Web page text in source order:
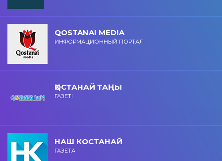
QOSTANAI MEDIA
ИНФОРМАЦИОННЫЙ ПОРТАЛ
ҚОСТАНАЙ ТАҢЫ
ГАЗЕТІ
НАШ КОСТАНАЙ
ГАЗЕТА